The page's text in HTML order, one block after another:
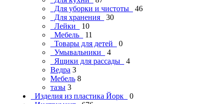
Для уборки и чистоты
46
Для хранения
30
Лейки
10
Мебель
11
Товары для детей
0
Умывальники
4
Ящики для рассады
4
Ведра 3
Мебель 8
тазы 3
Изделия из пластика Йорк
0